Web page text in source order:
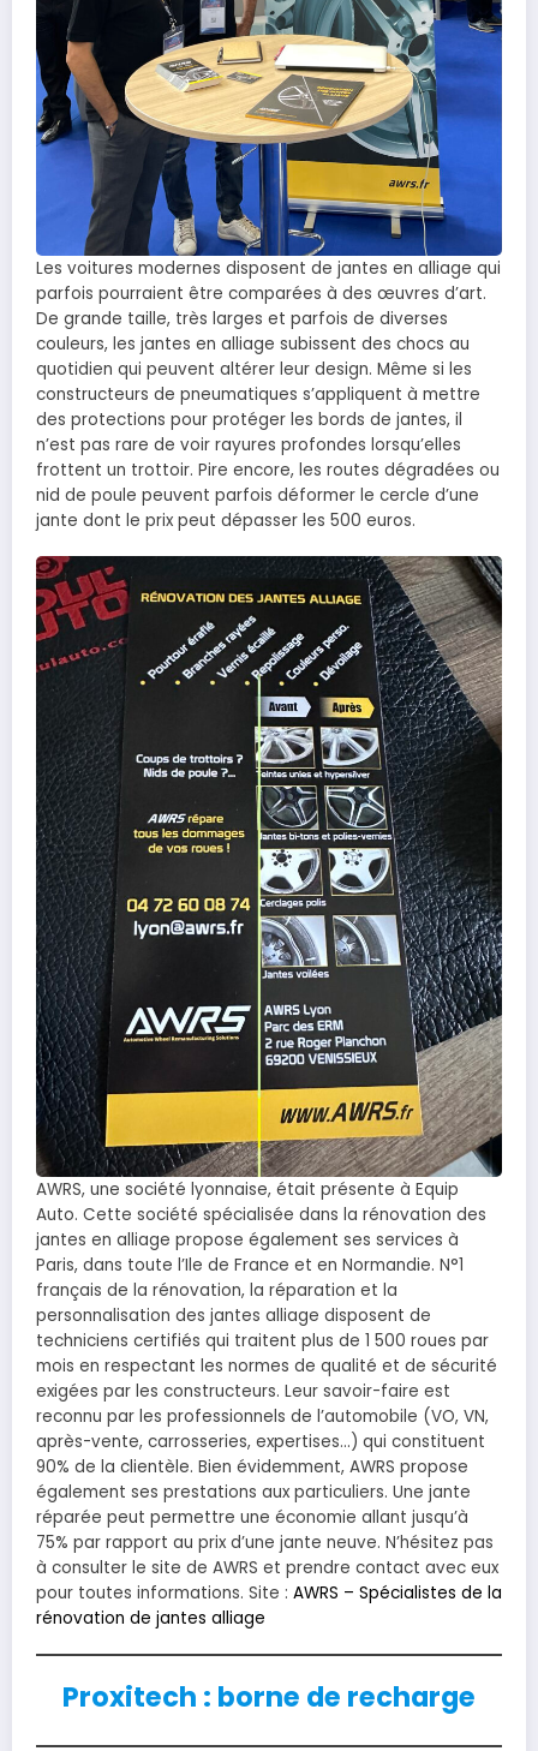
Les voitures modernes disposent de jantes en alliage qui
parfois pourraient être comparées à des œuvres d’art.
De grande taille, très larges et parfois de diverses
couleurs, les jantes en alliage subissent des chocs au
quotidien qui peuvent altérer leur design. Même si les
constructeurs de pneumatiques s’appliquent à mettre
des protections pour protéger les bords de jantes, il
n’est pas rare de voir rayures profondes lorsqu’elles
frottent un trottoir. Pire encore, les routes dégradées ou
nid de poule peuvent parfois déformer le cercle d’une
jante dont le prix peut dépasser les 500 euros.
AWRS, une société lyonnaise, était présente à Equip
Auto. Cette société spécialisée dans la rénovation des
jantes en alliage propose également ses services à
Paris, dans toute l’Ile de France et en Normandie. N°1
français de la rénovation, la réparation et la
personnalisation des jantes alliage disposent de
techniciens certifiés qui traitent plus de 1 500 roues par
mois en respectant les normes de qualité et de sécurité
exigées par les constructeurs. Leur savoir-faire est
reconnu par les professionnels de l’automobile (VO, VN,
après-vente, carrosseries, expertises…) qui constituent
90% de la clientèle. Bien évidemment, AWRS propose
également ses prestations aux particuliers. Une jante
réparée peut permettre une économie allant jusqu’à
75% par rapport au prix d’une jante neuve. N’hésitez pas
à consulter le site de AWRS et prendre contact avec eux
pour toutes informations. Site : AWRS – Spécialistes de la
rénovation de jantes alliage
Proxitech : borne de recharge